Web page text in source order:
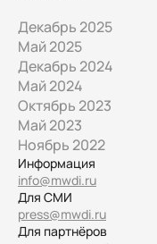
Декабрь 2025
Май 2025
Декабрь 2024
Май 2024
Октябрь 2023
Май 2023
Ноябрь 2022
Информация
info@mwdi.ru
Для СМИ
press@mwdi.ru
Для партнёров